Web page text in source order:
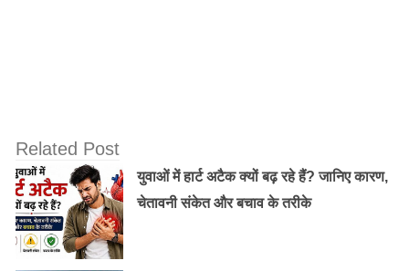
आखिरकार आ ही गया वो दिन,जब दिल्लीवालों को साफ
हवा में सांस लेने का मौका मिला
Related Post
युवाओं में हार्ट अटैक क्यों बढ़ रहे हैं? जानिए कारण,
चेतावनी संकेत और बचाव के तरीके